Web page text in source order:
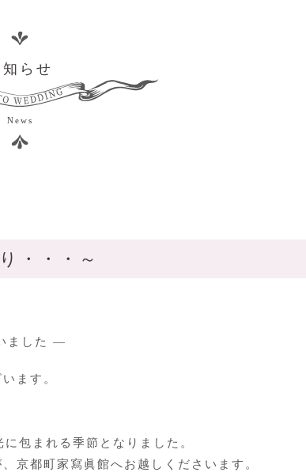
知らせ
News
・・・～
ました ―
ます。
包まれる季節となりました。
京都町家寫眞館へお越しくださいます。